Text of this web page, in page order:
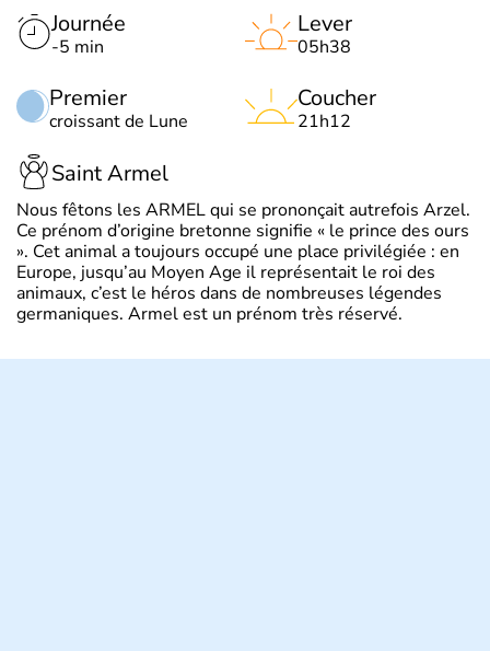
Journée
-5 min
Premier
croissant de Lune
Lever
05h38
Coucher
21h12
Saint Armel
Nous fêtons les ARMEL qui se prononçait autrefois Arzel.
Ce prénom d’origine bretonne signifie « le prince des ours
». Cet animal a toujours occupé une place privilégiée : en
Europe, jusqu’au Moyen Age il représentait le roi des
animaux, c’est le héros dans de nombreuses légendes
germaniques. Armel est un prénom très réservé.